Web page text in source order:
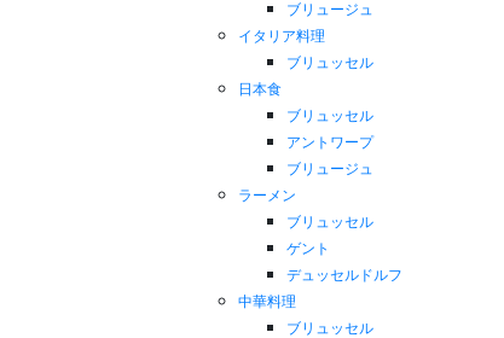
ブリュージュ
イタリア料理
ブリュッセル
日本食
ブリュッセル
アントワープ
ブリュージュ
ラーメン
ブリュッセル
ゲント
デュッセルドルフ
中華料理
ブリュッセル